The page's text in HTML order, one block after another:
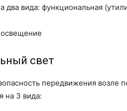
два вида: функциональная
свет
передвижения возле
на 3 вида: